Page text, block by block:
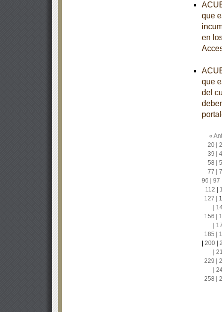
que
en
que
del
«
20|
39
58
77
96
97
112
127
156
185
200|
229
258